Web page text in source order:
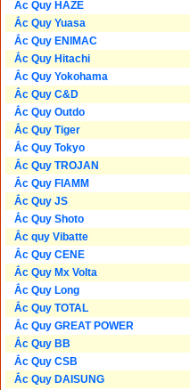
Ắc Quy HAZE
Ắc Quy Yuasa
Ắc Quy ENIMAC
Ắc Quy Hitachi
Ắc Quy Yokohama
Ắc Quy C&D
Ắc Quy Outdo
Ắc Quy Tiger
Ắc Quy Tokyo
Ắc Quy TROJAN
Ắc Quy FIAMM
Ắc Quy JS
Ắc Quy Shoto
Ắc quy Vibatte
Ắc Quy CENE
Ắc Quy Mx Volta
Ắc Quy Long
Ắc Quy TOTAL
Ắc Quy GREAT POWER
Ắc Quy BB
Ắc Quy CSB
Ắc Quy DAISUNG